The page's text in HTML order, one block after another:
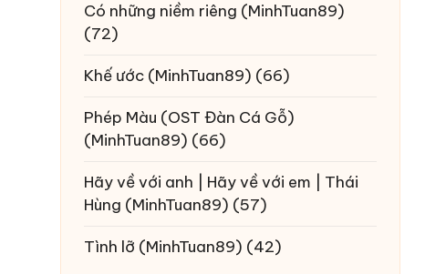
Có những niềm riêng (MinhTuan89)
(72)
Khế ước (MinhTuan89) (66)
Phép Màu (OST Đàn Cá Gỗ)
(MinhTuan89) (66)
Hãy về với anh | Hãy về với em | Thái
Hùng (MinhTuan89) (57)
Tình lỡ (MinhTuan89) (42)